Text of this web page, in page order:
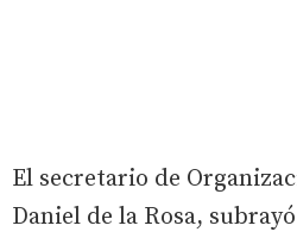
El secretario de
Daniel de la Rosa,